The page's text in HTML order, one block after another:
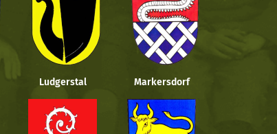
Ludgerstal Markersdorf